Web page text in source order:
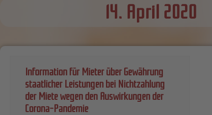
14. April 2020
Information für Mieter über Gewährung
staatlicher Leistungen bei Nichtzahlung
der Miete wegen den Auswirkungen der
Corona-Pandemie